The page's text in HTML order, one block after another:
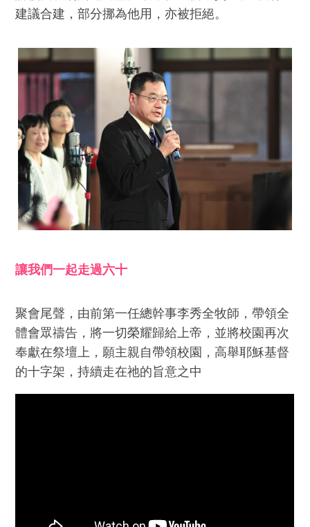
建議合建，部分挪為他用，亦被拒絕。
讓我們一起走過六十
聚會尾聲，由前第一任總幹事李秀全牧師，帶領全
體會眾禱告，將一切榮耀歸給上帝，並將校園再次
奉獻在祭壇上，願主親自帶領校園，高舉耶穌基督
的十字架，持續走在祂的旨意之中